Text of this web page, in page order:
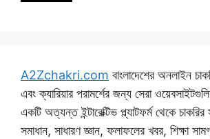
A2Zchakri.com বাংলাদেশের অনলাইন
এবং ক্যারিয়ার পরামর্শের জন্য সেরা
একটি অত্যন্ত ইন্টারেক্টিভ প্ল্যাটফর্ম থেকে চাকরির
সমাধান, সাধারণ জ্ঞান, ফলাফলের খবর, শিক্ষা